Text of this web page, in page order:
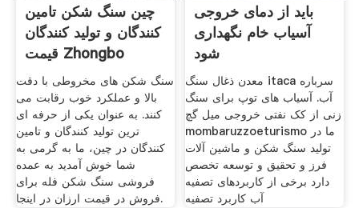
چین سنگ شکن تامین
کنندگان و تولید کنندگان
قیمت Zhongbo
سنگ شکن های مخروطی با دقت
بالا و عملکرد خوب رقابت می
کنند. به عنوان یکی از حرفه ای
ترین تولید کنندگان و تامین
کنندگان در چین، ما به گرمی به
شما خوش آمدید به عمده
فروشی سنگ شکن فله برای
فروش در قیمت ارزان در اینجا.
باید از دمای خروجی
آسیاب خام نگهداری
شود
معدن ذغال سنگ itaca سرباره
آب. آسیاب های توپ برای سنگ
زنی از کک نفتی خروجی میل گچ
mombaruzzoeturismo ما در
تولید سنگ شکن و ماشین آلات
فرز و تحقیق و توسعه تخصص
دارد برخی از کاربردهای تصفیه
آب کاربرد تصفیه